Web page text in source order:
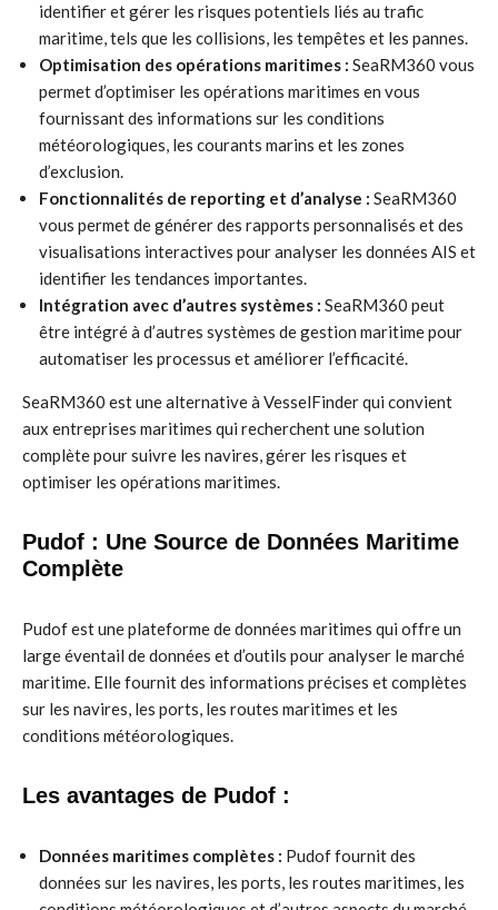
identifier et gérer les risques potentiels liés au trafic
maritime, tels que les collisions, les tempêtes et les pannes.
Optimisation des opérations maritimes : SeaRM360 vous
permet d’optimiser les opérations maritimes en vous
fournissant des informations sur les conditions
météorologiques, les courants marins et les zones
d’exclusion.
Fonctionnalités de reporting et d’analyse : SeaRM360
vous permet de générer des rapports personnalisés et des
visualisations interactives pour analyser les données AIS et
identifier les tendances importantes.
Intégration avec d’autres systèmes : SeaRM360 peut
être intégré à d’autres systèmes de gestion maritime pour
automatiser les processus et améliorer l’efficacité.
SeaRM360 est une alternative à VesselFinder qui convient
aux entreprises maritimes qui recherchent une solution
complète pour suivre les navires, gérer les risques et
optimiser les opérations maritimes.
Pudof : Une Source de Données Maritime
Complète
Pudof est une plateforme de données maritimes qui offre un
large éventail de données et d’outils pour analyser le marché
maritime. Elle fournit des informations précises et complètes
sur les navires, les ports, les routes maritimes et les
conditions météorologiques.
Les avantages de Pudof :
Données maritimes complètes : Pudof fournit des
données sur les navires, les ports, les routes maritimes, les